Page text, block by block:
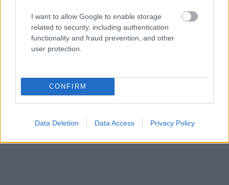
I want to allow Google to enable storage
related to security, including authentication
functionality and fraud prevention, and other
user protection.
CONFIRM
Data Deletion Data Access Privacy Policy